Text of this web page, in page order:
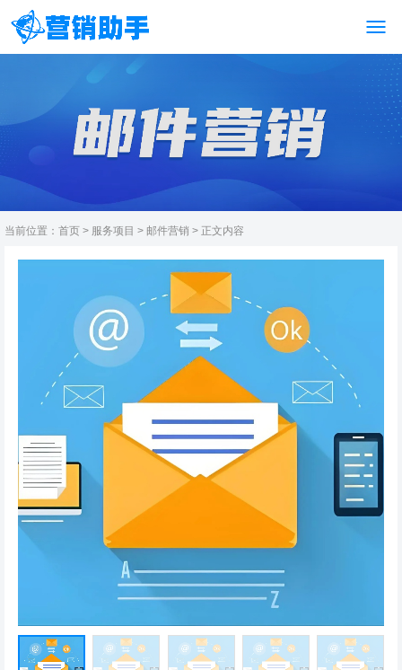
当前位置： 首页 > 服务项目 > 邮件营销 > 正文内容